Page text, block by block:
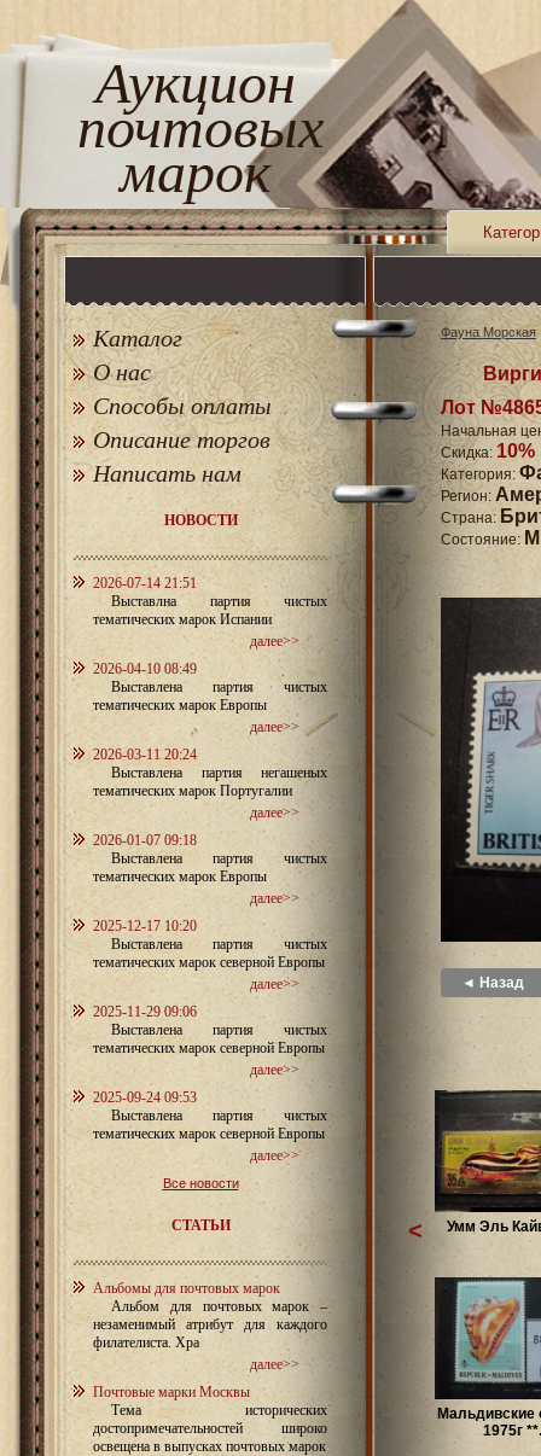
Аукцион
почтовых
марок
Каталог
О нас
Способы оплаты
Описание торгов
Написать нам
НОВОСТИ
2026-07-14 21:51
Выставлна партия чистых
тематических марок Испании
далее>>
2026-04-10 08:49
Выставлена партия чистых
тематических марок Европы
далее>>
2026-03-11 20:24
Выставлена партия негашеных
тематических марок Португалии
далее>>
2026-01-07 09:18
Выставлена партия чистых
тематических марок Европы
далее>>
2025-12-17 10:20
Выставлена партия чистых
тематических марок северной Европы
далее>>
2025-11-29 09:06
Выставлена партия чистых
тематических марок северной Европы
далее>>
2025-09-24 09:53
Выставлена партия чистых
тематических марок северной Европы
далее>>
Все новости
СТАТЬИ
Альбомы для почтовых марок
Альбом для почтовых марок –
незаменимый атрибут для каждого
филателиста. Хра
далее>>
Почтовые марки Москвы
Тема исторических
достопримечательностей широко
освещена в выпусках почтовых марок
Фауна Морская
Лот
Начальная
Скидка: 10%
Категория:
Регион:
Страна:
Состояние:
◄ Назад
Умм Эль
Мальдивские
1975г
<